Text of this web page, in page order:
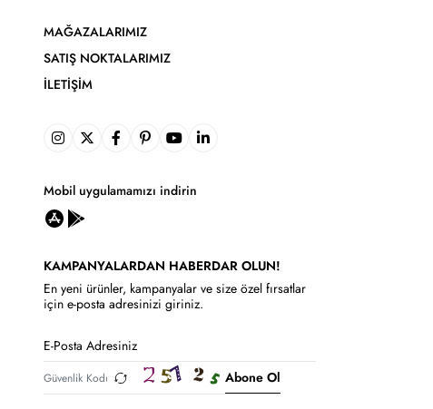
MAĞAZALARIMIZ
SATIŞ NOKTALARIMIZ
İLETIŞIM
Mobil uygulamamızı indirin
KAMPANYALARDAN HABERDAR OLUN!
En yeni ürünler, kampanyalar ve size özel fırsatlar
için e-posta adresinizi giriniz.
Abone Ol